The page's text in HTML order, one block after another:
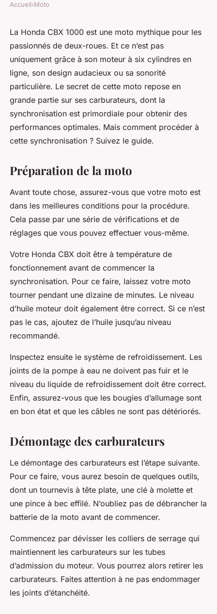
Quelle est la procédure pour
synchroniser les carburateurs
d'une Honda CBX 1000 à six
cylindres ?
Ali•31 mars 2024•6 min de lecture
Accueil›Moto
La Honda CBX 1000 est une moto mythique pour les
passionnés de deux-roues. Et ce n’est pas
uniquement grâce à son moteur à six cylindres en
ligne, son design audacieux ou sa sonorité
particulière. Le secret de cette moto repose en
grande partie sur ses carburateurs, dont la
synchronisation est primordiale pour obtenir des
performances optimales. Mais comment procéder à
cette synchronisation ? Suivez le guide.
Préparation de la moto
Avant toute chose, assurez-vous que votre moto est
dans les meilleures conditions pour la procédure.
Cela passe par une série de vérifications et de
réglages que vous pouvez effectuer vous-même.
Votre Honda CBX doit être à température de
fonctionnement avant de commencer la
synchronisation. Pour ce faire, laissez votre moto
tourner pendant une dizaine de minutes. Le niveau
d’huile moteur doit également être correct. Si ce n’est
pas le cas, ajoutez de l’huile jusqu’au niveau
recommandé.
Inspectez ensuite le système de refroidissement. Les
joints de la pompe à eau ne doivent pas fuir et le
niveau du liquide de refroidissement doit être correct.
Enfin, assurez-vous que les bougies d’allumage sont
en bon état et que les câbles ne sont pas détériorés.
Démontage des carburateurs
Le démontage des carburateurs est l’étape suivante.
Pour ce faire, vous aurez besoin de quelques outils,
dont un tournevis à tête plate, une clé à molette et
une pince à bec effilé. N’oubliez pas de débrancher la
batterie de la moto avant de commencer.
Commencez par dévisser les colliers de serrage qui
maintiennent les carburateurs sur les tubes
d’admission du moteur. Vous pourrez alors retirer les
carburateurs. Faites attention à ne pas endommager
les joints d’étanchéité.